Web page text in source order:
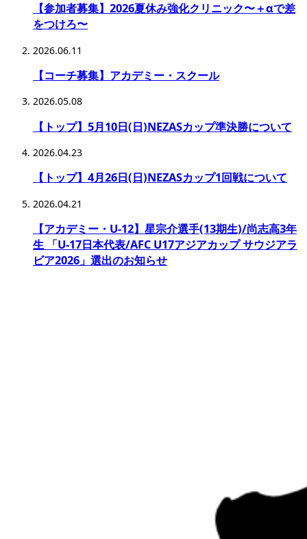
【参加者募集】2026夏休み強化クリニック〜＋αで差
をつけろ〜
2026.06.11
【コーチ募集】アカデミー・スクール
2026.05.08
【トップ】5月10日(日)NEZASカップ準決勝について
2026.04.23
【トップ】4月26日(日)NEZASカップ1回戦について
2026.04.21
【アカデミー・U-12】星宗介選手(13期生)/尚志高3年
生 「U-17日本代表/AFC U17アジアカップ サウジアラ
ビア2026」選出のお知らせ